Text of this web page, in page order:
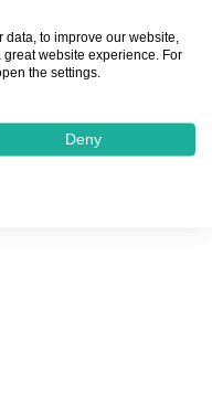
to improve our website,
website experience. For
the settings.
Deny